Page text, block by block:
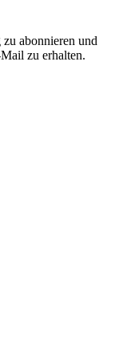
abonnieren und
zu erhalten.